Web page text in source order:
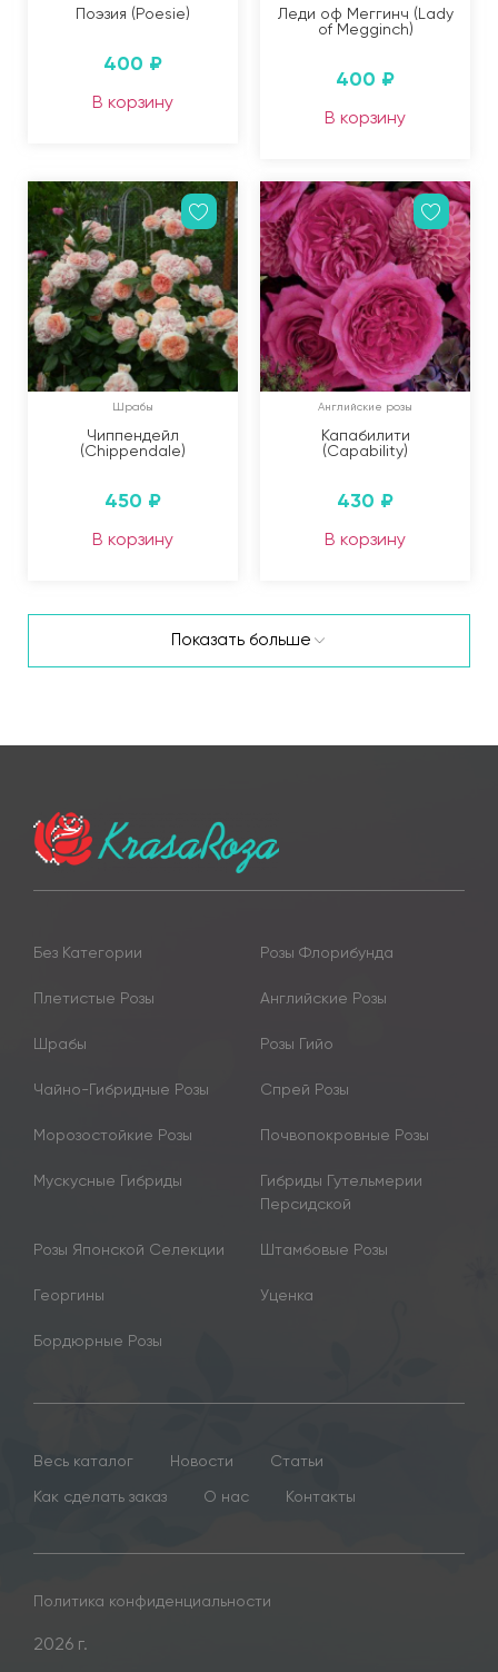
Поэзия (Poesie)
400 ₽
В корзину
Леди оф Меггинч (Lady
of Megginch)
400 ₽
В корзину
Шрабы
Чиппендейл
(Chippendale)
450 ₽
В корзину
Английские розы
Капабилити
(Capability)
430 ₽
В корзину
Показать больше
Без Категории Розы Флорибунда
Плетистые Розы Английские Розы
Шрабы Розы Гийо
Чайно-Гибридные Розы Спрей Розы
Морозостойкие Розы Почвопокровные Розы
Мускусные Гибриды
Гибриды Гутельмерии
Персидской
Розы Японской Селекции Штамбовые Розы
Георгины Уценка
Бордюрные Розы
Весь каталог Новости
Статьи
Как сделать заказ
О нас Контакты
Политика конфиденциальности
2026 г.